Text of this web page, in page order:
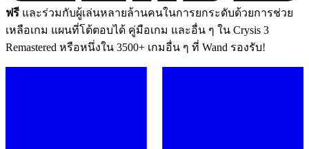
ฟรี และร่วมกับผู้เล่นหลายล้านคนในการยกระดับด้วยการช่วย
เหลือเกม แผนที่โต้ตอบได้ คู่มือเกม และอื่น ๆ ใน Crysis 3
Remastered หรือหนึ่งใน 3500+ เกมอื่น ๆ ที่ Wand รองรับ!